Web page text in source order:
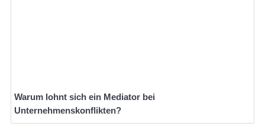
Warum lohnt sich ein Mediator bei
Unternehmenskonflikten?